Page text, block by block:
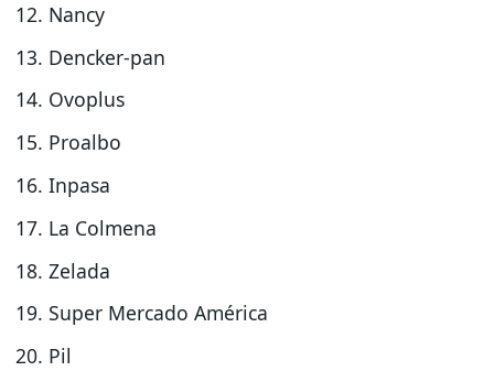
Nancy
Dencker-pan
Ovoplus
Proalbo
Inpasa
La Colmena
Zelada
Super Mercado América
Pil